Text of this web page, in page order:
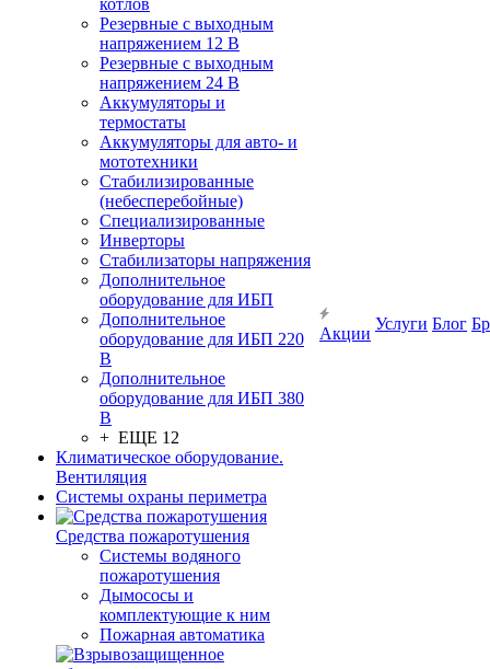
котлов
Резервные с выходным
напряжением 12 В
Резервные с выходным
напряжением 24 В
Аккумуляторы и
термостаты
Аккумуляторы для авто- и
мототехники
Стабилизированные
(небесперебойные)
Специализированные
Инверторы
Стабилизаторы напряжения
Дополнительное
оборудование для ИБП
Дополнительное
оборудование для ИБП 220
В
Дополнительное
оборудование для ИБП 380
В
+ ЕЩЕ 12
Климатическое оборудование.
Вентиляция
Системы охраны периметра
Средства пожаротушения
Системы водяного
пожаротушения
Дымососы и
комплектующие к ним
Пожарная автоматика
Акции
Услуги Блог